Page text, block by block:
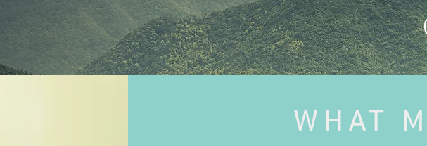
WHAT